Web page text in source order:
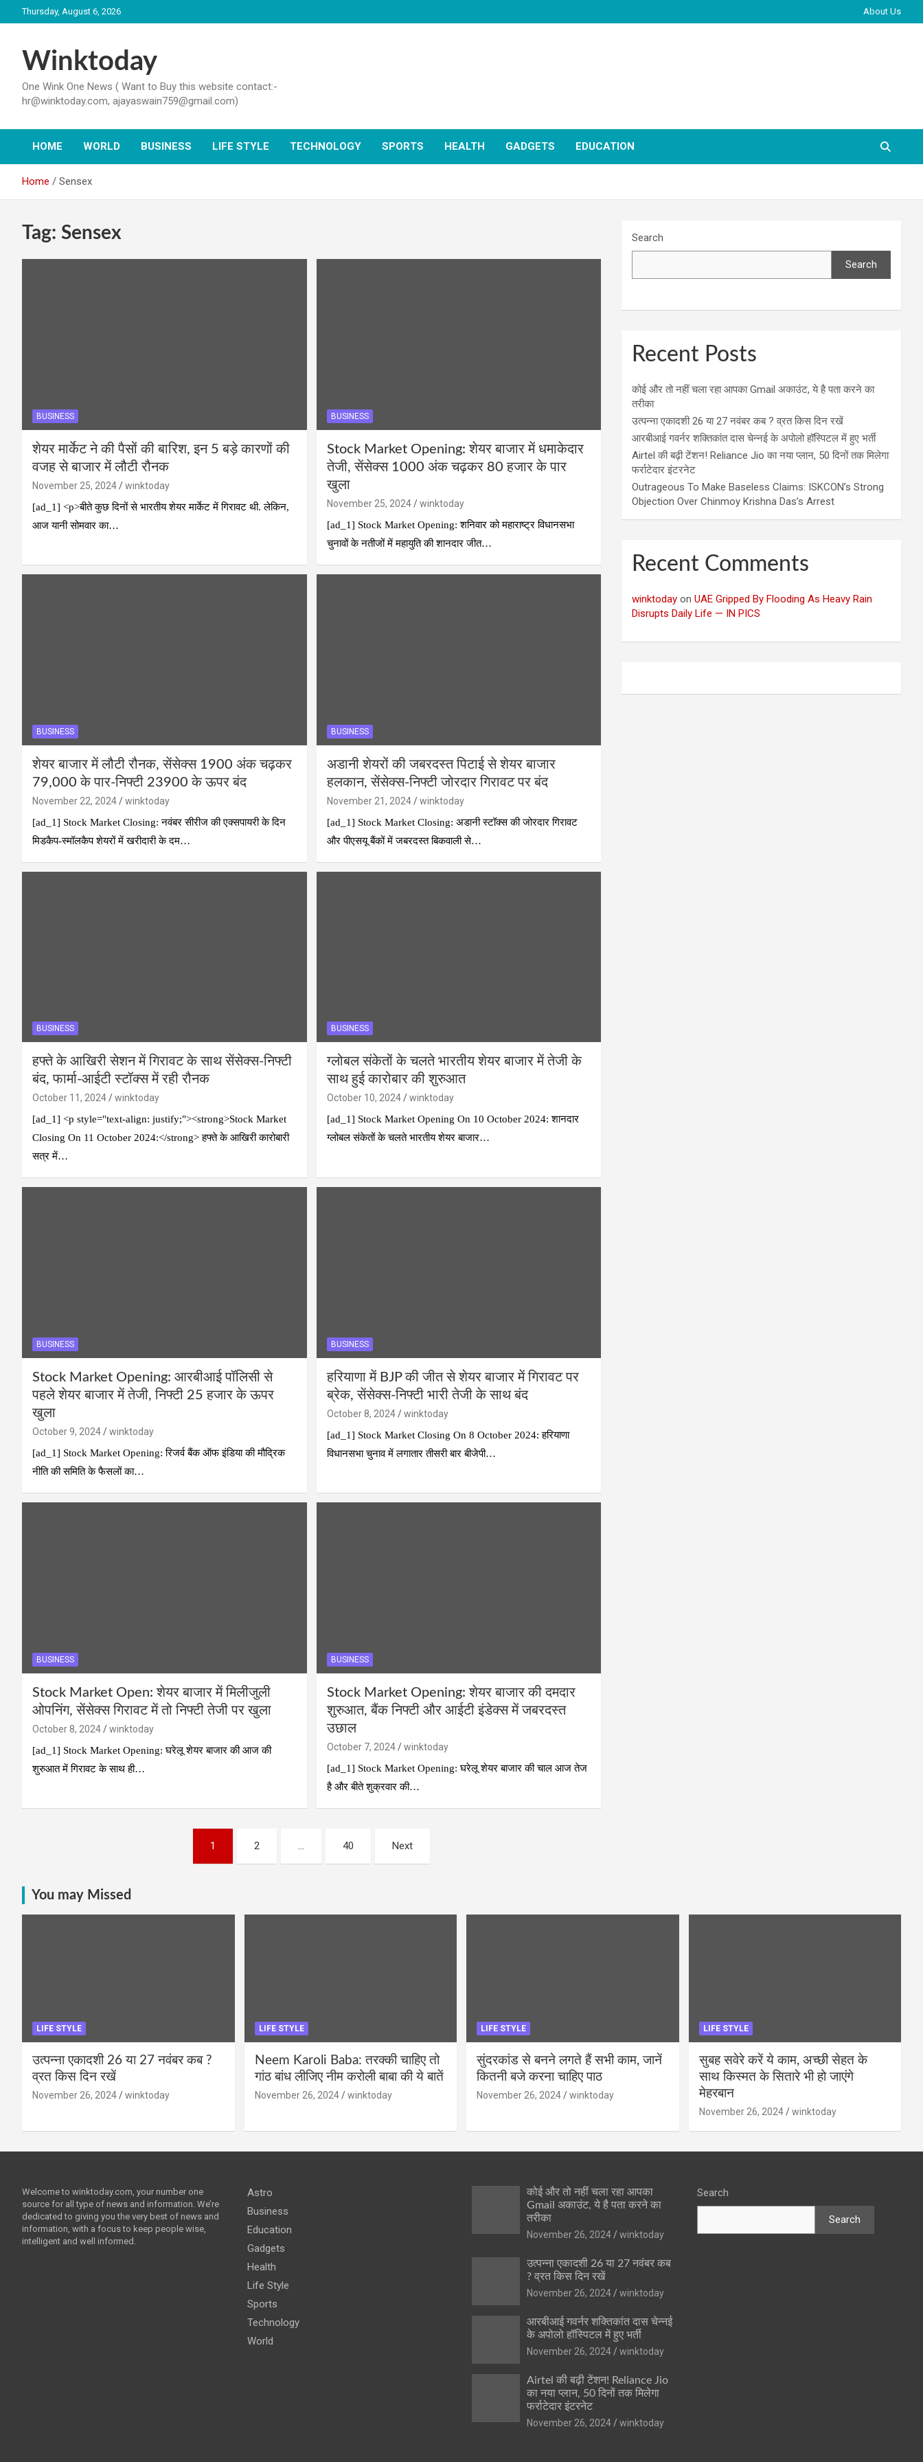
to
Thursday, August 6, 2026 About Us
Winktoday
One Wink One News ( Want to Buy this website contact:-
hr@winktoday.com, ajayaswain759@gmail.com)
HOME WORLD BUSINESS LIFE STYLE TECHNOLOGY SPORTS HEALTH GADGETS EDUCATION
Home Sensex
Tag: Sensex
BUSINESS
शेयर मार्केट ने की पैसों की बारिश, इन 5 बड़े कारणों की
वजह से बाजार में लौटी रौनक
November 25, 2024
winktoday
[ad_1] <p>बीते कुछ दिनों से भारतीय शेयर मार्केट में गिरावट थी. लेकिन,
आज यानी सोमवार का…
BUSINESS
Stock Market Opening: शेयर बाजार में धमाकेदार
तेजी, सेंसेक्स 1000 अंक चढ़कर 80 हजार के पार
खुला
November 25, 2024
winktoday
[ad_1] Stock Market Opening: शनिवार को महाराष्ट्र विधानसभा
चुनावों के नतीजों में महायुति की शानदार जीत…
BUSINESS
शेयर बाजार में लौटी रौनक, सेंसेक्स 1900 अंक चढ़कर
79,000 के पार-निफ्टी 23900 के ऊपर बंद
November 22, 2024
winktoday
[ad_1] Stock Market Closing: नवंबर सीरीज की एक्सपायरी के दिन
मिडकैप-स्मॉलकैप शेयरों में खरीदारी के दम…
BUSINESS
अडानी शेयरों की जबरदस्त पिटाई से शेयर बाजार
हलकान, सेंसेक्स-निफ्टी जोरदार गिरावट पर बंद
November 21, 2024
winktoday
[ad_1] Stock Market Closing: अडानी स्टॉक्स की जोरदार गिरावट
और पीएसयू बैंकों में जबरदस्त बिकवाली से…
BUSINESS
हफ्ते के आखिरी सेशन में गिरावट के साथ सेंसेक्स-निफ्टी
बंद, फार्मा-आईटी स्टॉक्स में रही रौनक
October 11, 2024
winktoday
[ad_1] <p style="text-align: justify;"><strong>Stock Market
Closing On 11 October 2024:</strong> हफ्ते के आखिरी कारोबारी
सत्र में…
BUSINESS
ग्लोबल संकेतों के चलते भारतीय शेयर बाजार में तेजी के
साथ हुई कारोबार की शुरुआत
October 10, 2024
winktoday
[ad_1] Stock Market Opening On 10 October 2024: शानदार
ग्लोबल संकेतों के चलते भारतीय शेयर बाजार…
BUSINESS
Stock Market Opening: आरबीआई पॉलिसी से
पहले शेयर बाजार में तेजी, निफ्टी 25 हजार के ऊपर
खुला
October 9, 2024
winktoday
[ad_1] Stock Market Opening: रिजर्व बैंक ऑफ इंडिया की मौद्रिक
नीति की समिति के फैसलों का…
BUSINESS
हरियाणा में BJP की जीत से शेयर बाजार में गिरावट पर
ब्रेक, सेंसेक्स-निफ्टी भारी तेजी के साथ बंद
October 8, 2024
winktoday
[ad_1] Stock Market Closing On 8 October 2024: हरियाणा
विधानसभा चुनाव में लगातार तीसरी बार बीजेपी…
BUSINESS
Stock Market Open: शेयर बाजार में मिलीजुली
ओपनिंग, सेंसेक्स गिरावट में तो निफ्टी तेजी पर खुला
October 8, 2024
winktoday
[ad_1] Stock Market Opening: घरेलू शेयर बाजार की आज की
शुरुआत में गिरावट के साथ ही…
BUSINESS
Stock Market Opening: शेयर बाजार की दमदार
शुरुआत, बैंक निफ्टी और आईटी इंडेक्स में जबरदस्त
उछाल
October 7, 2024
winktoday
[ad_1] Stock Market Opening: घरेलू शेयर बाजार की चाल आज तेज
है और बीते शुक्रवार की…
1 2 … 40 Next
Search
Search
Recent Posts
कोई और तो नहीं चला रहा आपका Gmail अकाउंट, ये है पता करने का
तरीका
उत्पन्ना एकादशी 26 या 27 नवंबर कब ? व्रत किस दिन रखें
आरबीआई गवर्नर शक्तिकांत दास चेन्नई के अपोलो हॉस्पिटल में हुए भर्ती
Airtel की बढ़ी टेंशन! Reliance Jio का नया प्लान, 50 दिनों तक मिलेगा
फर्राटेदार इंटरनेट
Outrageous To Make Baseless Claims: ISKCON’s Strong
Objection Over Chinmoy Krishna Das’s Arrest
Recent Comments
winktoday onUAE Gripped By Flooding As Heavy Rain
Disrupts Daily Life — IN PICS
You may Missed
LIFE STYLE
उत्पन्ना एकादशी 26 या 27 नवंबर कब ?
व्रत किस दिन रखें
November 26, 2024 winktoday
LIFE STYLE
Neem Karoli Baba: तरक्की चाहिए तो
गांठ बांध लीजिए नीम करोली बाबा की ये बातें
November 26, 2024 winktoday
LIFE STYLE
सुंदरकांड से बनने लगते हैं सभी काम, जानें
कितनी बजे करना चाहिए पाठ
November 26, 2024 winktoday
LIFE STYLE
सुबह सवेरे करें ये काम, अच्छी सेहत के
साथ किस्मत के सितारे भी हो जाएंगे
मेहरबान
November 26, 2024 winktoday
Welcome to winktoday.com, your number one
source for all type of news and information. We’re
dedicated to giving you the very best of news and
information, with a focus to keep people wise,
intelligent and well informed.
Astro
Business
Education
Gadgets
Health
Life Style
Sports
Technology
World
कोई और तो नहीं चला रहा आपका
Gmail अकाउंट, ये है पता करने का
तरीका
November 26, 2024
winktoday
उत्पन्ना एकादशी 26 या 27 नवंबर कब
? व्रत किस दिन रखें
November 26, 2024
winktoday
आरबीआई गवर्नर शक्तिकांत दास चेन्नई
के अपोलो हॉस्पिटल में हुए भर्ती
November 26, 2024
winktoday
Airtel की बढ़ी टेंशन! Reliance Jio
का नया प्लान, 50 दिनों तक मिलेगा
फर्राटेदार इंटरनेट
November 26, 2024
winktoday
Search
Search